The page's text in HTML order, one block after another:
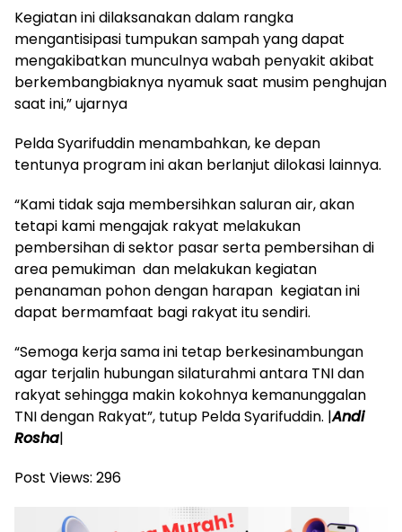
Kegiatan ini dilaksanakan dalam rangka
mengantisipasi tumpukan sampah yang dapat
mengakibatkan munculnya wabah penyakit akibat
berkembangbiaknya nyamuk saat musim penghujan
saat ini,” ujarnya
Pelda Syarifuddin menambahkan, ke depan
tentunya program ini akan berlanjut dilokasi lainnya.
“Kami tidak saja membersihkan saluran air, akan
tetapi kami mengajak rakyat melakukan
pembersihan di sektor pasar serta pembersihan di
area pemukiman dan melakukan kegiatan
penanaman pohon dengan harapan kegiatan ini
dapat bermamfaat bagi rakyat itu sendiri.
“Semoga kerja sama ini tetap berkesinambungan
agar terjalin hubungan silaturahmi antara TNI dan
rakyat sehingga makin kokohnya kemanunggalan
TNI dengan Rakyat”, tutup Pelda Syarifuddin. |Andi
Rosha|
Post Views: 296